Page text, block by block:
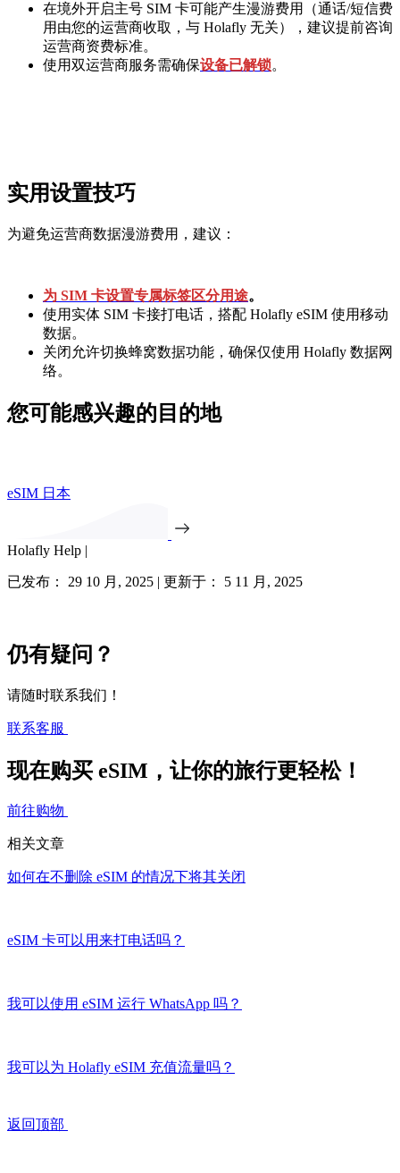
在境外开启主号 SIM 卡可能产生漫游费用（通话/短信费
用由您的运营商收取，与 Holafly 无关），建议提前咨询
运营商资费标准。
使用双运营商服务需确保设备已解锁。
实用设置技巧
为避免运营商数据漫游费用，建议：
为 SIM 卡设置专属标签区分用途。
使用实体 SIM 卡接打电话，搭配 Holafly eSIM 使用移动
数据。
关闭允许切换蜂窝数据功能，确保仅使用 Holafly 数据网
络。
您可能感兴趣的目的地
eSIM 日本
Holafly Help |
已发布： 29 10 月, 2025 | 更新于： 5 11 月, 2025
仍有疑问？
请随时联系我们！
联系客服
现在购买 eSIM，让你的旅行更轻松！
前往购物
相关文章
如何在不删除 eSIM 的情况下将其关闭
eSIM 卡可以用来打电话吗？
我可以使用 eSIM 运行 WhatsApp 吗？
我可以为 Holafly eSIM 充值流量吗？
返回顶部